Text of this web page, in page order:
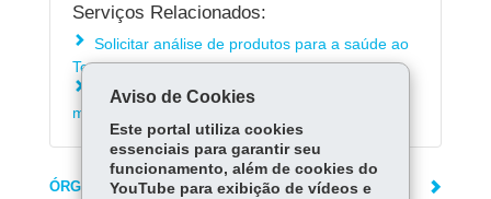
Serviços Relacionados:
Solicitar análise de produtos para a saúde ao
Tecpar
Solicitar avaliação em materiais odonto-
medico-hospitalares ao Tecpar
ÓRGÃO RESPONSÁVEL
Aviso de Cookies
Este portal utiliza cookies
essenciais para garantir seu
funcionamento, além de cookies do
YouTube para exibição de vídeos e